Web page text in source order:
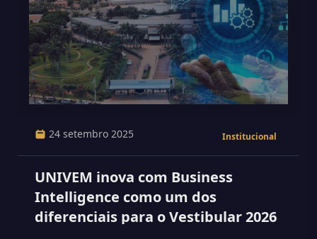
24 setembro 2025 Institucional
UNIVEM inova com Business
Intelligence como um dos
diferenciais para o Vestibular 2026